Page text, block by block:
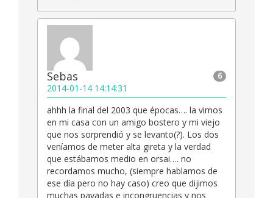
6
Sebas
2014-01-14 14:14:31
ahhh la final del 2003 que épocas…. la vimos
en mi casa con un amigo bostero y mi viejo
que nos sorprendió y se levanto(?). Los dos
veníamos de meter alta gireta y la verdad
que estábamos medio en orsai…. no
recordamos mucho, (siempre hablamos de
ese día pero no hay caso) creo que dijimos
muchas pavadas e incongruencias y nos